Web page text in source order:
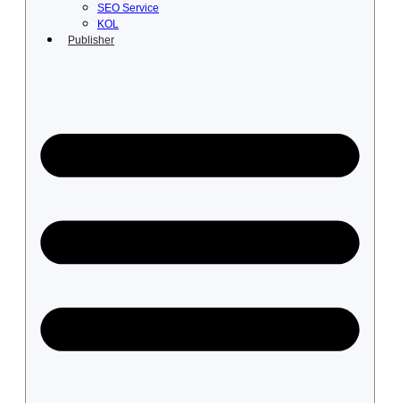
SEO Service
KOL
Publisher